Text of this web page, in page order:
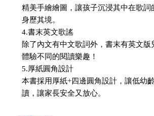
精美手繪繪圖，讓孩子沉浸其中在歌詞
身歷其境。
4.書末英文歌謠
除了內文有中文歌詞外，書末有英文版
體驗不同的閱讀樂趣！
5.厚紙圓角設計
本書採用厚紙+四邊圓角設計，讓低幼
讀，讓家長安全又放心。